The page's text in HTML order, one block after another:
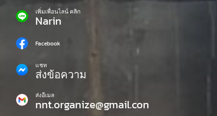
เพิ่มเพื่อนไลน์ คลิก
Narin
Facebook
แชท
ส่งข้อความ
ส่งอีเมล
nnt.organize@gmail.con